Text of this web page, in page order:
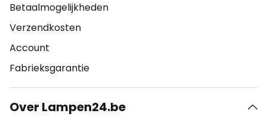
Betaalmogelijkheden
Verzendkosten
Account
Fabrieksgarantie
Over Lampen24.be